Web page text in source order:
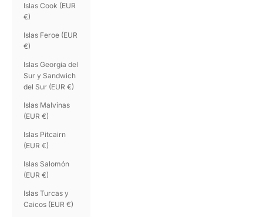
Islas Cook (EUR
€)
Islas Feroe (EUR
€)
Islas Georgia del
Sur y Sandwich
del Sur (EUR €)
Islas Malvinas
(EUR €)
Islas Pitcairn
(EUR €)
Islas Salomón
(EUR €)
Islas Turcas y
Caicos (EUR €)